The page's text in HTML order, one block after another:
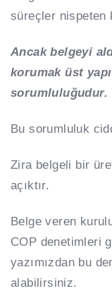
süreçler nispeten
Ancak belgeyi
korumak üst
sorumluluğudur.
Bu sorumluluk
Zira belgeli bir
açıktır.
Belge veren
COP denetimleri
yazımızdan bu
alabilirsiniz.